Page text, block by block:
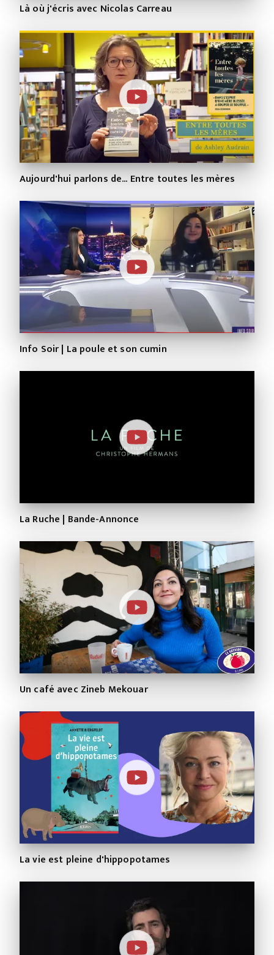
Là où j'écris avec Nicolas Carreau
Aujourd'hui parlons de... Entre toutes les mères
Info Soir | La poule et son cumin
La Ruche | Bande-Annonce
Un café avec Zineb Mekouar
La vie est pleine d'hippopotames